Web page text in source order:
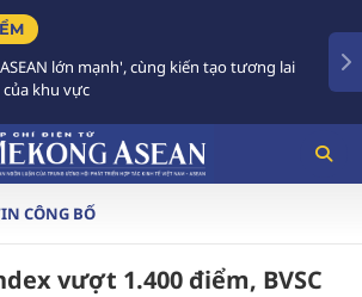
lớn mạnh', cùng kiến tạo tương lai
khu vực
CÔNG BỐ
vượt 1.400 điểm, BVSC